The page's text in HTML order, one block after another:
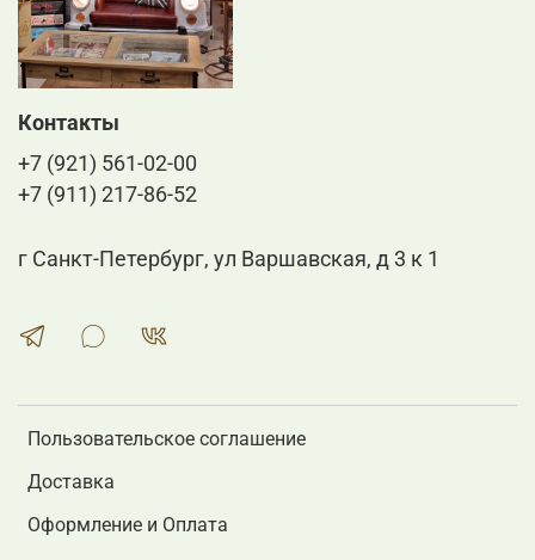
Пользовательское соглашение
Доставка
Оформление и Оплата
Контакты
+7 (921) 561-02-00
+7 (911) 217-86-52
г Санкт-Петербург, ул Варшавская, д 3 к 1